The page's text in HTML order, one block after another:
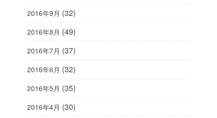
2016年9月 (32)
2016年8月 (49)
2016年7月 (37)
2016年6月 (32)
2016年5月 (35)
2016年4月 (30)